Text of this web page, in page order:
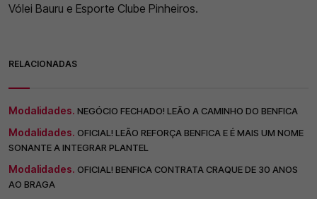
Vólei Bauru e Esporte Clube Pinheiros.
RELACIONADAS
Modalidades. NEGÓCIO FECHADO! LEÃO A CAMINHO DO BENFICA
Modalidades. OFICIAL! LEÃO REFORÇA BENFICA E É MAIS UM NOME
SONANTE A INTEGRAR PLANTEL
Modalidades. OFICIAL! BENFICA CONTRATA CRAQUE DE 30 ANOS
AO BRAGA